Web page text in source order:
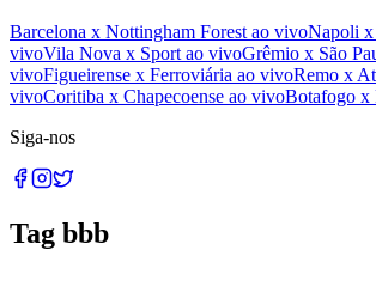
Barcelona x Nottingham Forest ao vivoNapoli
vivoVila Nova x Sport ao vivoGrêmio x São
vivoFigueirense x Ferroviária ao vivoRemo x
vivoCoritiba x Chapecoense ao vivoBotafogo x
Siga-nos
Tag bbb